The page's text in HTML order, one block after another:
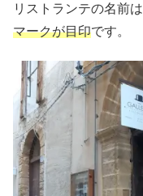
リストランテの名前は
マークが目印です。